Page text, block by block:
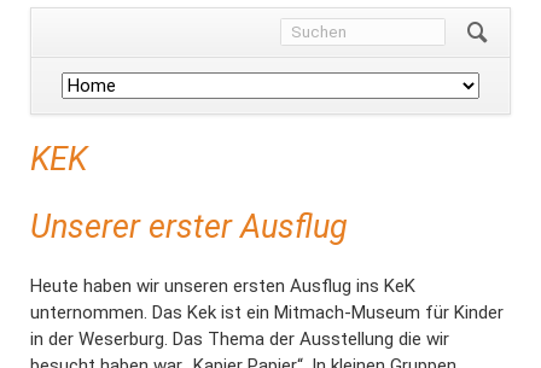
Navigation
überspringen
KEK
Unserer erster Ausflug
Heute haben wir unseren ersten Ausflug ins KeK
unternommen. Das Kek ist ein Mitmach-Museum für Kinder
in der Weserburg. Das Thema der Ausstellung die wir